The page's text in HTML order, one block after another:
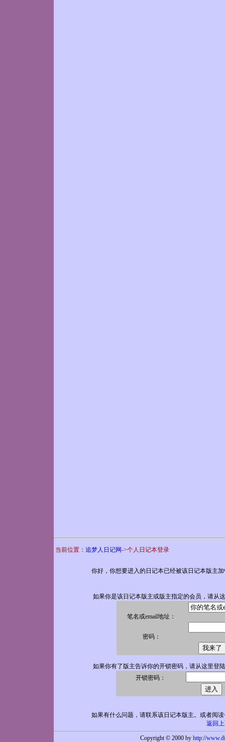
当前位置： 追梦人日记网->个人日记本登录
你好，你想要进入的日记本已经被该日记本版主
如果你是该日记本版主或版主指定的会员，请从
笔名或email地址：
密码：
如果你有了版主告诉你的开锁密码，请从这里登
开锁密码：
如果有什么问题，请联系该日记本版主。或者阅读
返回
Copyright © 2000 by http://